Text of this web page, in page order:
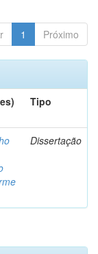
1 Próximo
Tipo
Dissertação